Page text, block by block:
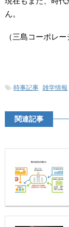
ん。
（三島コーポレ
-時事記事, 雑学情報
関連記事